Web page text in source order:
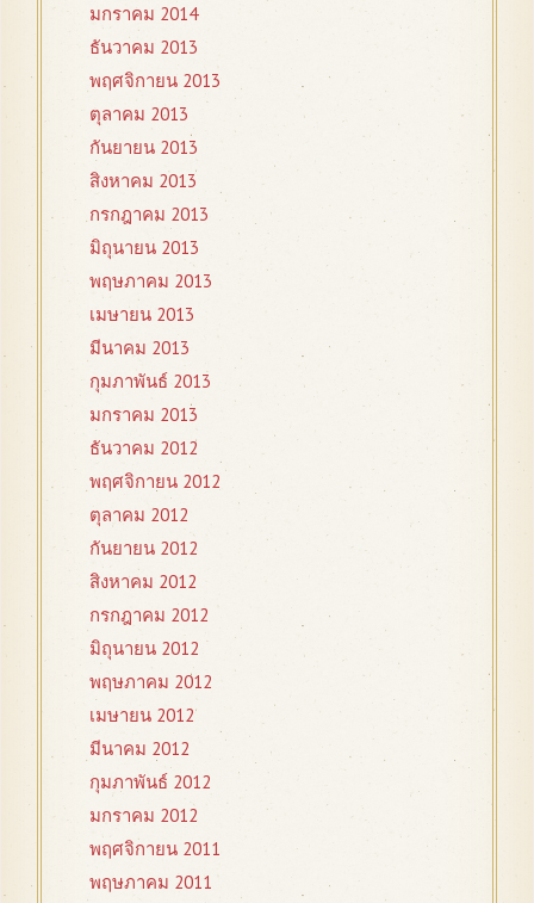
มกราคม 2014
ธันวาคม 2013
พฤศจิกายน 2013
ตุลาคม 2013
กันยายน 2013
สิงหาคม 2013
กรกฎาคม 2013
มิถุนายน 2013
พฤษภาคม 2013
เมษายน 2013
มีนาคม 2013
กุมภาพันธ์ 2013
มกราคม 2013
ธันวาคม 2012
พฤศจิกายน 2012
ตุลาคม 2012
กันยายน 2012
สิงหาคม 2012
กรกฎาคม 2012
มิถุนายน 2012
พฤษภาคม 2012
เมษายน 2012
มีนาคม 2012
กุมภาพันธ์ 2012
มกราคม 2012
พฤศจิกายน 2011
พฤษภาคม 2011